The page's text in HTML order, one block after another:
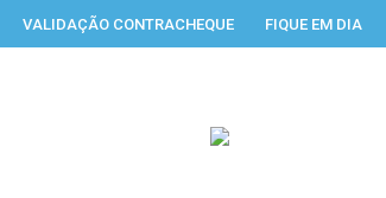
VALIDAÇÃO CONTRACHEQUE FIQUE EM DIA